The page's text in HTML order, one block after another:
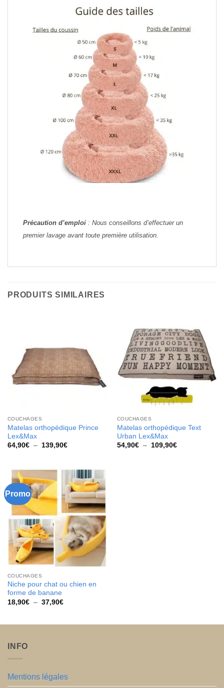
Précaution d’emploi : Nous conseillons d’effectuer un
premier lavage avant toute première utilisation.
PRODUITS SIMILAIRES
COUCHAGES
Matelas orthopédique Prince
Lex&Max
64,90€ – 139,90€Plage
à
139,90€
COUCHAGES
Matelas orthopédique Text
Urban Lex&Max
54,90€ – 109,90€Plage
Promo
COUCHAGES
Niche pour chat ou chien en
forme de banane
18,90€ – 37,90€Plage
INFO
Mentions légales